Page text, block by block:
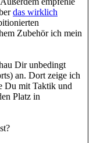
das wirklich
Zubehör ich mein
Dir unbedingt
an. Dort zeige ich
Du mit Taktik und
Platz in